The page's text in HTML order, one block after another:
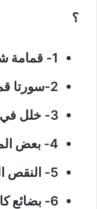
؟
1- قمامة شديدة السخونة
2-سورتا قمامة دافئة
3- خلل في التصميم
4- بعض المزايا والعديد من العيوب
5- النقص المقبول
6- بضائع كافية للبيع